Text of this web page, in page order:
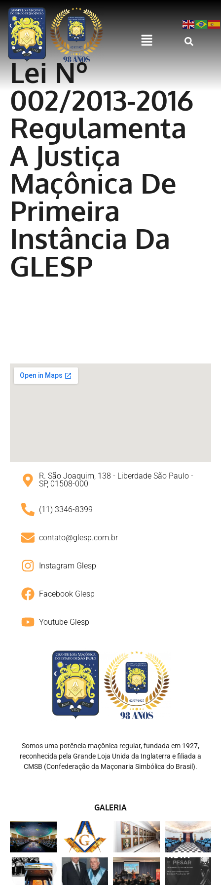
Lei Nº
002/2013-2016
Regulamenta
A Justiça
Maçônica De
Primeira
Instância Da
GLESP
R. São Joaquim, 138 - Liberdade São Paulo -
SP, 01508-000
(11) 3346-8399
contato@glesp.com.br
Instagram Glesp
Facebook Glesp
Youtube Glesp
Somos uma potência maçônica regular, fundada em 1927,
reconhecida pela Grande Loja Unida da Inglaterra e filiada a
CMSB (Confederação da Maçonaria Simbólica do Brasil).
GALERIA